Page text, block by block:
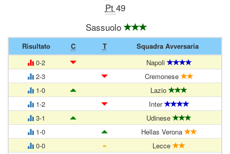
Pt 49
Sassuolo
Risultato C T
Squadra Avversaria
0-2
Napoli
2-3
Cremonese
1-0
Lazio
1-2
Inter
3-1
Udinese
1-0
Hellas Verona
0-0
=
Lecce